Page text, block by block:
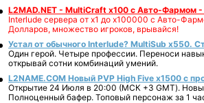
L2MAD.NET - MultiCraft x100 с Авто-Фармом
Interlude сервера от х1 до х100000 с Авто-
Долларов, множество игроков, врывайся!
Устал от обычного Interlude? MultiSub x550.
Один герой. Четыре профессии. Переноси
открывай сотни комбинаций умений.
L2NAME.COM Новый PVP High Five x1500 с
Открытие 24 Июля в 20:00 (МСК +3 GMT).
Полноценный бафер. Топовый персонаж за 1